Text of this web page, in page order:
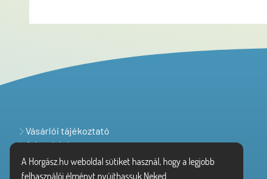
A Horgász.hu weboldal sütiket használ, hogy a legjobb
felhasználói élményt nyújthassuk Neked.
Vásárlói tájékoztató
Adatvédelem